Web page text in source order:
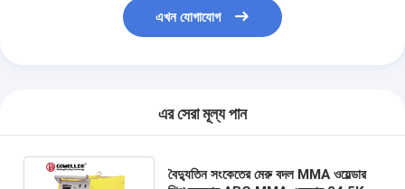
এখন যোগাযোগ
এর সেরা মূল্য পান
বৈদ্যুতিন সংকেতের মেরু বদল MMA ওয়েল্ডার